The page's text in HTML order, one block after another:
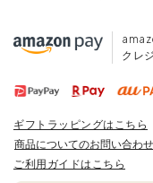
クレ
ギフトラッピングはこちら
商品についてのお問い合わせ
ご利用ガイドはこちら